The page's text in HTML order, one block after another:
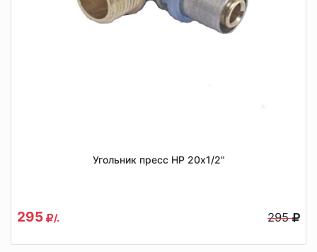
Угольник пресс НР 20x1/2"
295 /. 295